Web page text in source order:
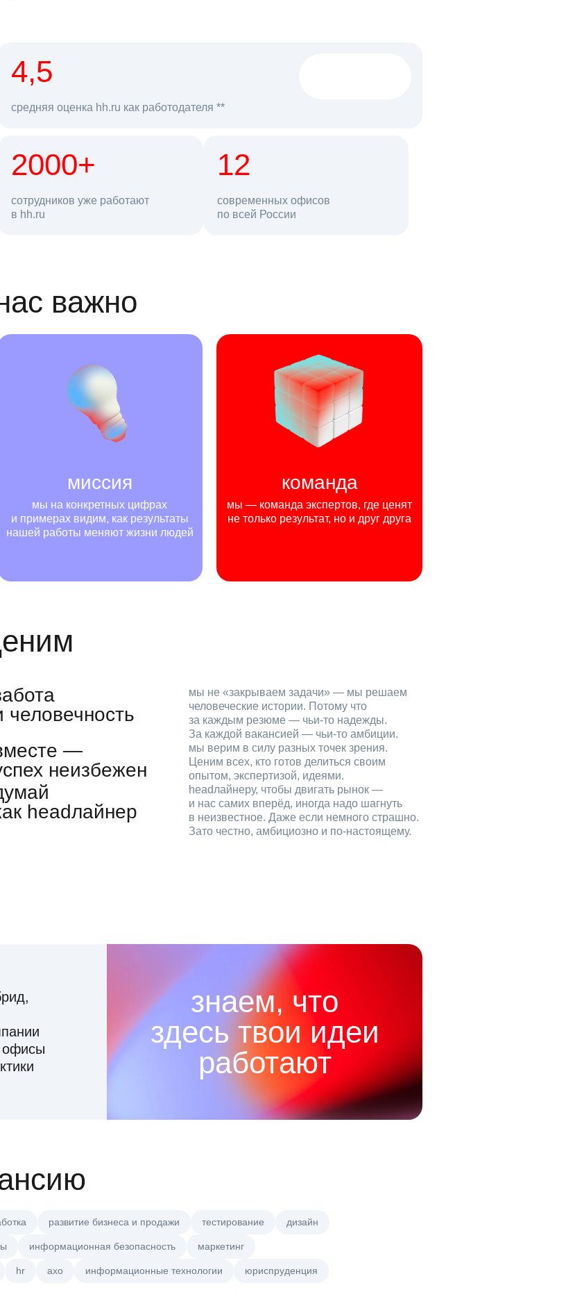
4,5
средняя оценка hh.ru как работодателя **
2000+
сотрудников уже работают
в hh.ru
68 млн 12
современных офисов
по всей Россиипользователей в день
важно
миссия
мы на конкретных цифрах
и примерах видим, как результаты
нашей работы меняют жизни людей
команда
мы — команда экспертов, где ценят
не только результат, но и друг друга
человечность
мы не «закрываем задачи» — мы решаем
человеческие истории. Потому что
за каждым резюме — чьи‑то надежды.
За каждой вакансией — чьи‑то амбиции.
—
неизбежен
мы верим в силу разных точек зрения.
Ценим всех, кто готов делиться своим
опытом, экспертизой, идеями.
headлайнер
headлайнеру, чтобы двигать рынок —
и нас самих вперёд, иногда надо шагнуть
в неизвестное. Даже если немного страшно.
Зато честно, амбициозно и по‑настоящему.
офисы
знаем, что
здесь твои идеи
работают
развитие бизнеса и продажи тестирование дизайн
информационная безопасность маркетинг
hr axo информационные технологии юриспруденция